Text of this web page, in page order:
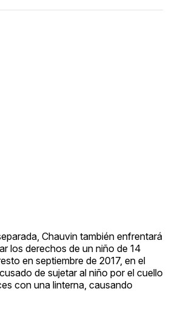
Chauvin también enfrentará
los derechos de un niño de 14
en septiembre de 2017, en el
de sujetar al niño por el cuello
con una linterna, causando